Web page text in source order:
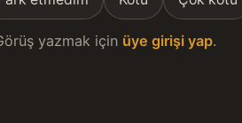
yazmak için üye girişi yap.